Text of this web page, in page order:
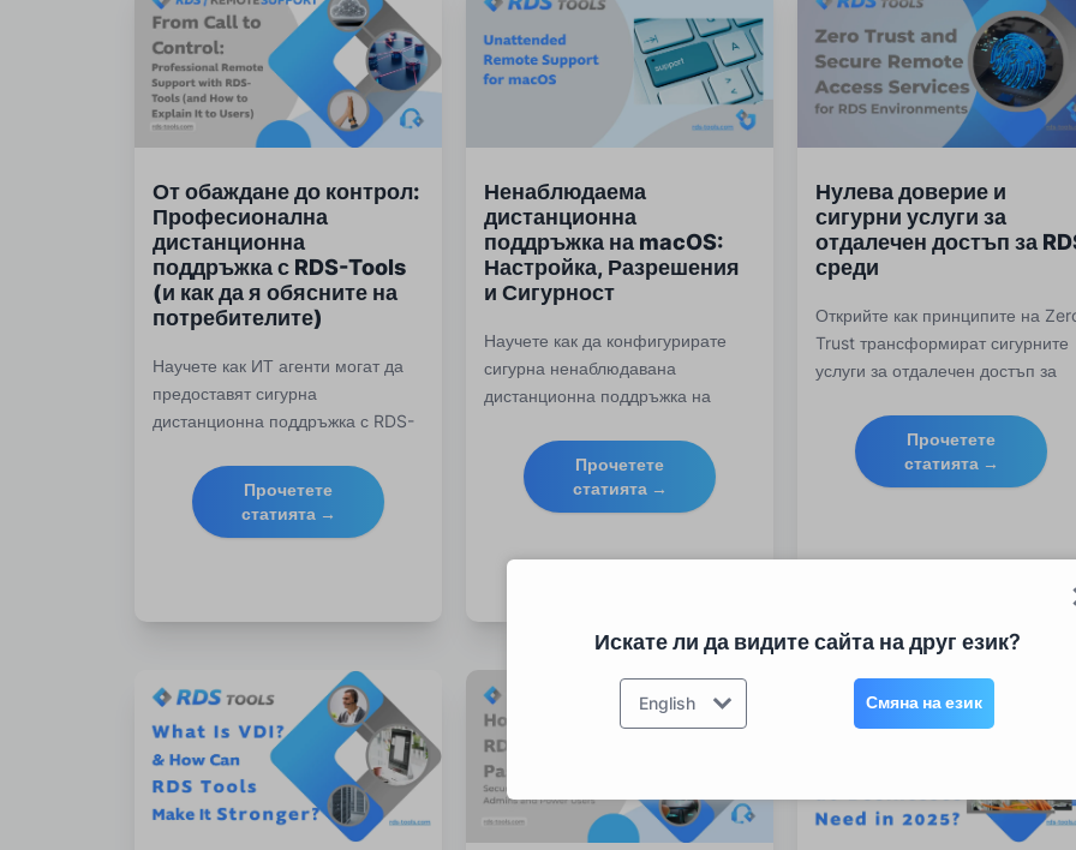
Искате ли да видите сайта на друг език?
English Смяна на език
От обаждане до контрол:
Професионална
дистанционна
поддръжка с RDS-Tools
(и как да я обясните на
потребителите)
Научете как ИТ агенти могат да
предоставят сигурна
дистанционна поддръжка с RDS-
получат скрипт за копиране и
поставяне, за да обяснят
споделянето на работния плот на
Прочетете
статията →
Ненаблюдаема
дистанционна
поддръжка на macOS:
Настройка, Разрешения
и Сигурност
Научете как да конфигурирате
сигурна ненаблюдавана
дистанционна поддръжка на
и разгръщането на MDM до
укрепване, мониторинг и
съответствие за ИТ екипи.
Прочетете
статията →
Нулева доверие и
сигурни услуги за
отдалечен достъп за
среди
Открийте как принципите на
Trust трансформират сигурните
услуги за отдалечен достъп за
Научете най-добрите практики,
предизвикателствата и как RDS-
Tools помага за защита на
Прочетете
статията →